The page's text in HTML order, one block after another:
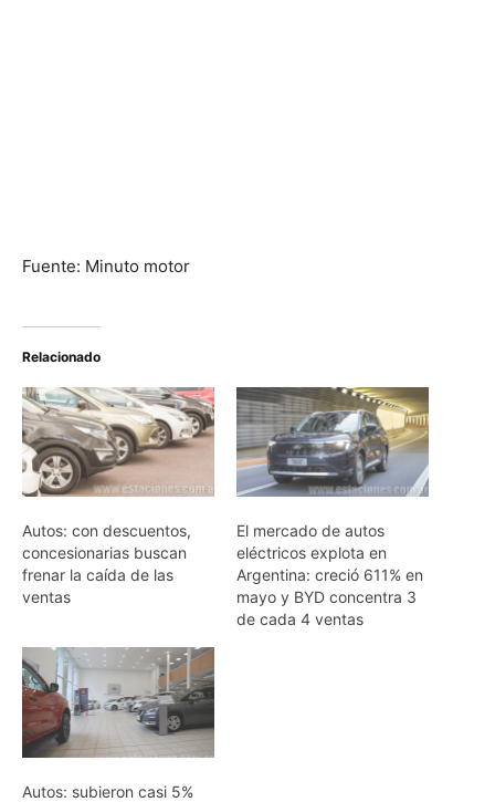
Fuente: Minuto motor
Relacionado
Autos: con descuentos,
concesionarias buscan
frenar la caída de las
ventas
El mercado de autos
eléctricos explota en
Argentina: creció 611% en
mayo y BYD concentra 3
de cada 4 ventas
Autos: subieron casi 5%